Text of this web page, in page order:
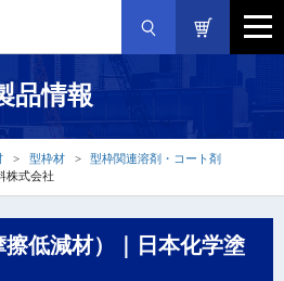
品情報
型枠材
型枠関連溶剤・コート剤
株式会社
低減材）｜日本化学塗